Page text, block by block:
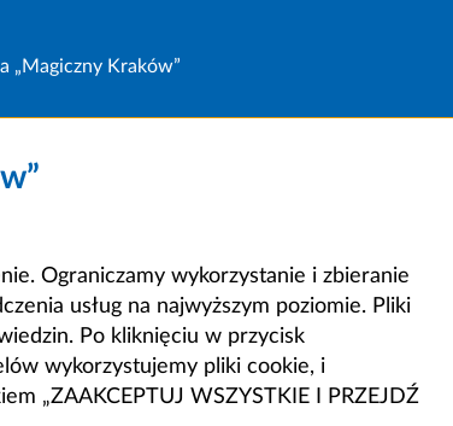
„Magiczny Kraków”
Ograniczamy wykorzystanie i zbieranie
usług na najwyższym poziomie. Pliki
Po kliknięciu w przycisk
wykorzystujemy pliki cookie, i
„ZAAKCEPTUJ WSZYSTKIE I PRZEJDŹ